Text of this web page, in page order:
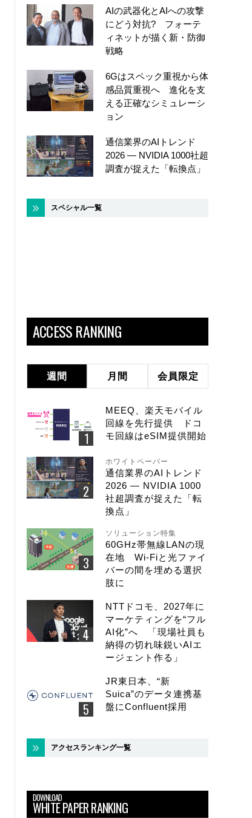
AIの武器化とAIへの攻撃
にどう対抗? フォーテ
ィネットが描く新・防御
戦略
6Gはスペック重視から体
感品質重視へ 進化を支
える正確なシミュレーシ
ョン
通信業界のAIトレンド
2026 ― NVIDIA 1000社超
調査が捉えた「転換点」
スペシャル一覧
ACCESS RANKING
週間 月間 会員限定
MEEQ、楽天モバイル
回線を先行提供 ドコ
モ回線はeSIM提供開始
ホワイトペーパー
通信業界のAIトレンド
2026 ― NVIDIA 1000
社超調査が捉えた「転
換点」
ソリューション特集
60GHz帯無線LANの現
在地 Wi-Fiと光ファイ
バーの間を埋める選択
肢に
NTTドコモ、2027年に
マーケティングを“フル
AI化”へ 「現場社員も
納得の切れ味鋭いAIエ
ージェント作る」
JR東日本、“新
Suica”のデータ連携基
盤にConfluent採用
アクセスランキング一覧
DOWNLOAD
WHITE PAPER RANKING